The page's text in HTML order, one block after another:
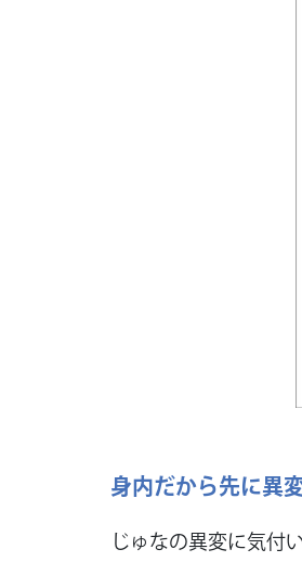
身内だから先に異
じゅなの異変に気付